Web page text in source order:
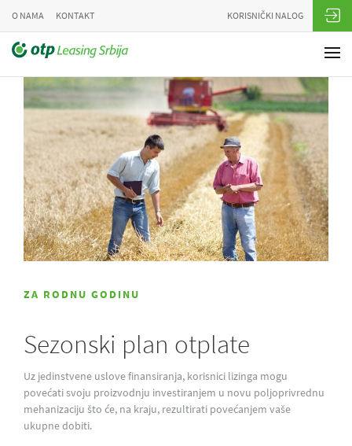
O NAMA KONTAKT KORISNIČKI NALOG
ZA RODNU GODINU
Sezonski plan otplate
Uz jedinstvene uslove finansiranja, korisnici lizinga mogu
povećati svoju proizvodnju investiranjem u novu poljoprivrednu
mehanizaciju što će, na kraju, rezultirati povećanjem vaše
ukupne dobiti.